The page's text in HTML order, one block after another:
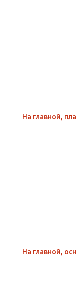
На главной,
На главной,